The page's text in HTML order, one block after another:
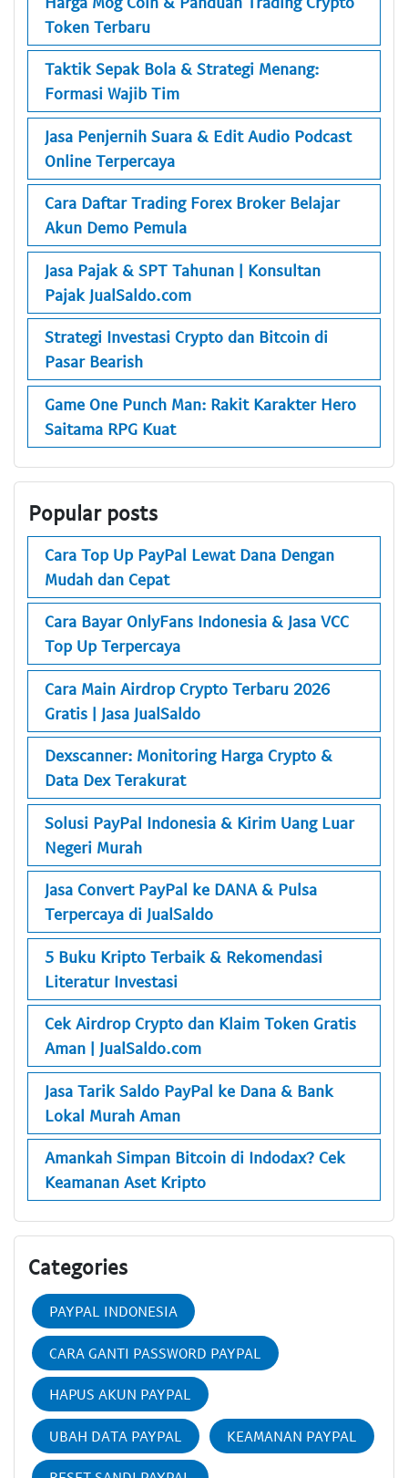
Token Terbaru
Taktik Sepak Bola & Strategi Menang:
Formasi Wajib Tim
Jasa Penjernih Suara & Edit Audio Podcast
Online Terpercaya
Cara Daftar Trading Forex Broker Belajar
Akun Demo Pemula
Jasa Pajak & SPT Tahunan | Konsultan
Pajak JualSaldo.com
Strategi Investasi Crypto dan Bitcoin di
Pasar Bearish
Game One Punch Man: Rakit Karakter Hero
Saitama RPG Kuat
Popular posts
Cara Top Up PayPal Lewat Dana Dengan
Mudah dan Cepat
Cara Bayar OnlyFans Indonesia & Jasa VCC
Top Up Terpercaya
Cara Main Airdrop Crypto Terbaru 2026
Gratis | Jasa JualSaldo
Dexscanner: Monitoring Harga Crypto &
Data Dex Terakurat
Solusi PayPal Indonesia & Kirim Uang Luar
Negeri Murah
Jasa Convert PayPal ke DANA & Pulsa
Terpercaya di JualSaldo
5 Buku Kripto Terbaik & Rekomendasi
Literatur Investasi
Cek Airdrop Crypto dan Klaim Token Gratis
Aman | JualSaldo.com
Jasa Tarik Saldo PayPal ke Dana & Bank
Lokal Murah Aman
Amankah Simpan Bitcoin di Indodax? Cek
Keamanan Aset Kripto
Categories
PAYPAL INDONESIA
CARA GANTI PASSWORD PAYPAL
HAPUS AKUN PAYPAL
UBAH DATA PAYPAL KEAMANAN PAYPAL